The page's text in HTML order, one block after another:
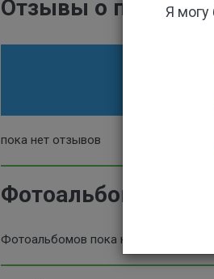
Отзывы о
Вы
пока нет отзывов
Фотоальбомы
Фотоальбомов пока нет
Я